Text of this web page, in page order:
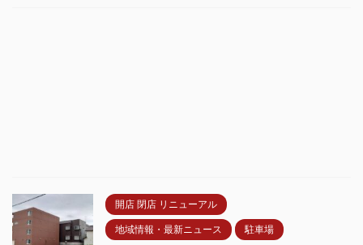
開店 閉店 リニューアル
地域情報・最新ニュース 駐車場